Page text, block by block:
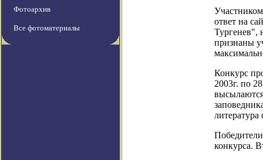
Фотоархив
Все фотоматериалы
ответ на
Тургенев",
признаны
Конкурс
2003г. по
литература
конкурса.